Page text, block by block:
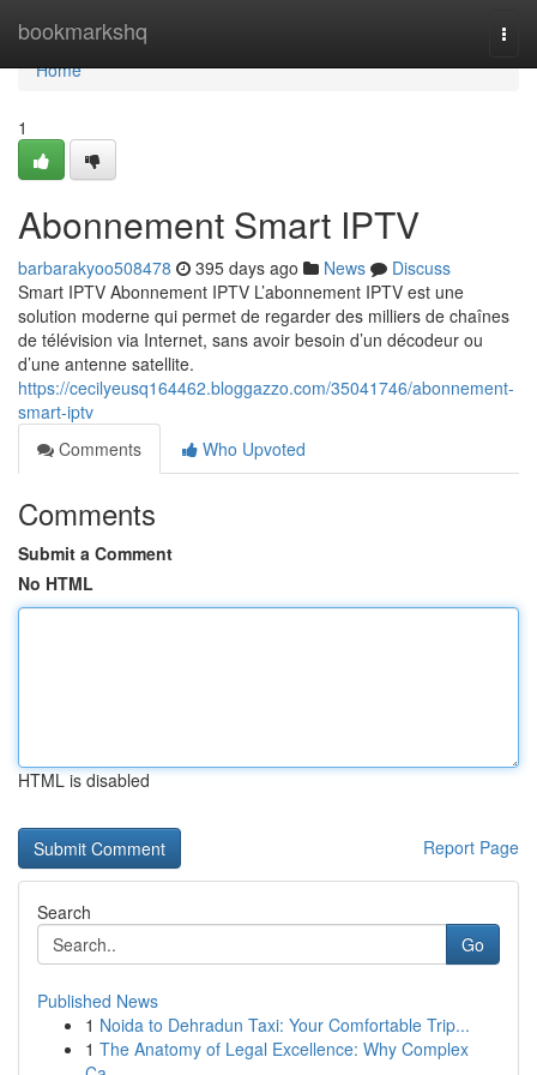
bookmarkshq
Home
Home
1
Abonnement Smart IPTV
barbarakyoo508478 395 days ago News
Discuss
Smart IPTV Abonnement IPTV L’abonnement IPTV est une
solution moderne qui permet de regarder des milliers de chaînes
de télévision via Internet, sans avoir besoin d’un décodeur ou
d’une antenne satellite.
https://cecilyeusq164462.bloggazzo.com/35041746/abonnement-
smart-iptv
Comments
Who Upvoted
Comments
Submit a Comment
No HTML
HTML is disabled
Report Page
Search
Go
Published News
1 Noida to Dehradun Taxi: Your Comfortable Trip...
1 The Anatomy of Legal Excellence: Why Complex